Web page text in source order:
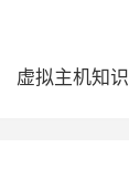
虚拟主机知识